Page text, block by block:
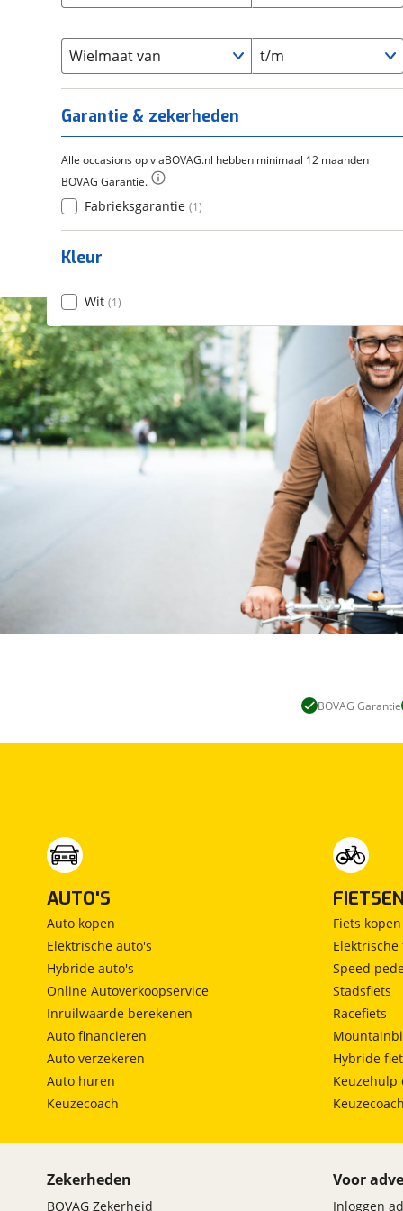
Flyer (0)
Overig ( 0)
21+
(0)
Scandium
Staal (0 )
Tica
Wielmaat van t/m
Garantie & zekerheden
Alle occasions op viaBOVAG.nl hebben minimaal 12 maanden
BOVAG Garantie.
Fabrieksgarantie (1)
Kleur
Wit (1)
BOVAG Garantie
AUTO'S
Auto kopen
Elektrische auto's
Hybride auto's
Online Autoverkoopservice
Inruilwaarde berekenen
Auto financieren
Auto verzekeren
Auto huren
Keuzecoach
FIETSEN
Fiets kopen
Elektrische
Speed
Stadsfiets
Racefiets
Hybride
Keuzehulp
Keuzecoach
Zekerheden
BOVAG Zekerheid
Voor
Inloggen